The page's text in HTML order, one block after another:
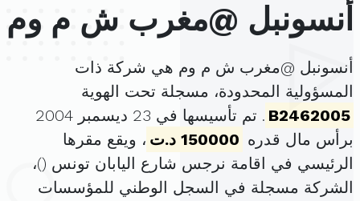
أنسونبل @مغرب ش م وم
أنسونبل @مغرب ش م وم هي شركة ذات
المسؤولية المحدودة، مسجلة تحت الهوية
B2462005
. تم تأسيسها في 23 ديسمبر 2004
برأس مال قدره 150000 د.ت
، ويقع مقرها
الرئيسي في اقامة نرجس شارع اليابان تونس ()،
الشركة مسجلة في السجل الوطني للمؤسسات